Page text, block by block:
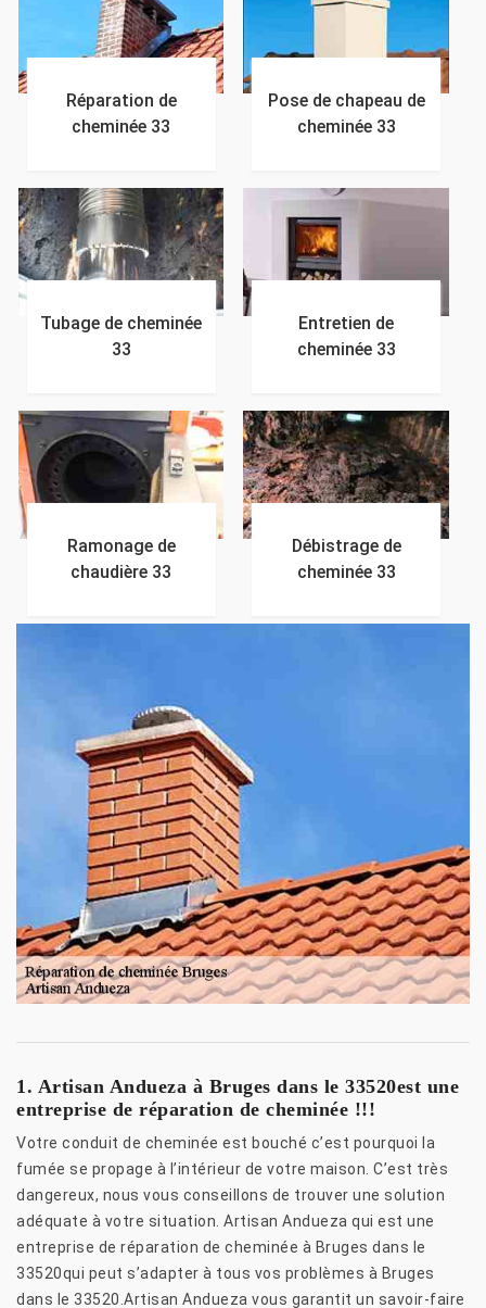
Réparation de
cheminée 33
Pose de chapeau de
cheminée 33
Tubage de cheminée
33
Entretien de
cheminée 33
Ramonage de
chaudière 33
Débistrage de
cheminée 33
1. Artisan Andueza à Bruges dans le 33520est une
entreprise de réparation de cheminée !!!
Votre conduit de cheminée est bouché c’est pourquoi la
fumée se propage à l’intérieur de votre maison. C’est très
dangereux, nous vous conseillons de trouver une solution
adéquate à votre situation. Artisan Andueza qui est une
entreprise de réparation de cheminée à Bruges dans le
33520qui peut s’adapter à tous vos problèmes à Bruges
dans le 33520.Artisan Andueza vous garantit un savoir-faire